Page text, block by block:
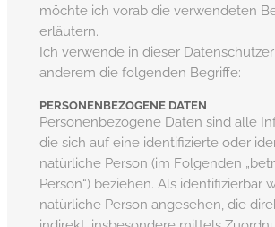
möchte ich vorab die verwendeten
erläutern.
Ich verwende in dieser
anderem die folgenden Begriffe:
PERSONENBEZOGENE DATEN
Personenbezogene Daten sind alle
die sich auf eine identifizierte oder
natürliche Person (im Folgenden
Person“) beziehen. Als identifizierbar
natürliche Person angesehen, die